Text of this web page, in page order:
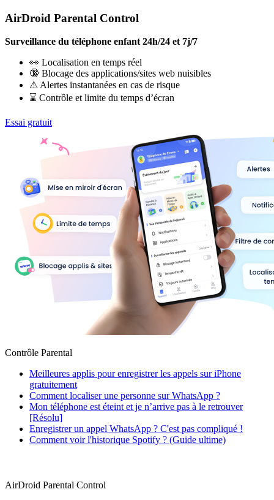
AirDroid Parental Control
Surveillance du téléphone enfant 24h/24 et 7j/7
👀 Localisation en temps réel
🔞 Blocage des applications/sites web nuisibles
⚠ Alertes instantanées en cas de risque
⌛ Contrôle et limite du temps d’écran
Essai gratuit
Contrôle Parental
Meilleures applis pour enregistrer les appels sur iPhone
gratuitement
Comment localiser une personne sur WhatsApp ?
Mon téléphone est éteint et je n’arrive pas à le retrouver
[Résolu]
Enregistrer un appel WhatsApp ? C'est pas compliqué !
Comment voir l'historique Spotify ? (Guide ultime)
AirDroid Parental Control